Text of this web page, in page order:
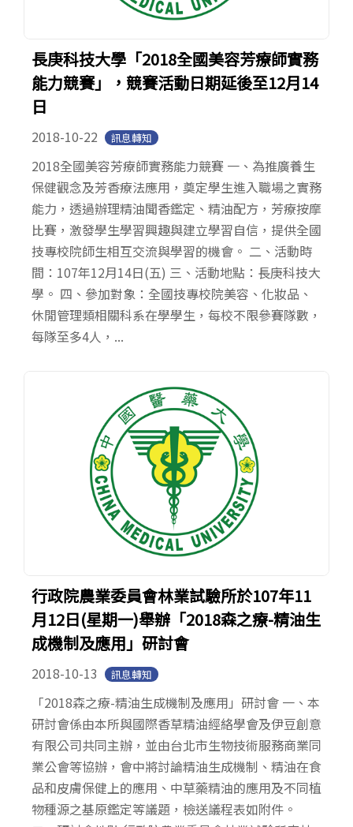
長庚科技大學「2018全國美容芳療師實務
能力競賽」，競賽活動日期延後至12月14
日
2018-10-22 訊息轉知
2018全國美容芳療師實務能力競賽 一、為推廣養生
保健觀念及芳香療法應用，奠定學生進入職場之實務
能力，透過辦理精油聞香鑑定、精油配方，芳療按摩
比賽，激發學生學習興趣與建立學習自信，提供全國
技專校院師生相互交流與學習的機會。 二、活動時
間：107年12月14日(五) 三、活動地點：長庚科技大
學。 四、參加對象：全國技專校院美容、化妝品、
休閒管理類相關科系在學學生，每校不限參賽隊數，
每隊至多4人，...
行政院農業委員會林業試驗所於107年11
月12日(星期一)舉辦「2018森之療-精油生
成機制及應用」研討會
2018-10-13 訊息轉知
「2018森之療-精油生成機制及應用」研討會 一、本
研討會係由本所與國際香草精油經絡學會及伊豆創意
有限公司共同主辦，並由台北市生物技術服務商業同
業公會等協辦，會中將討論精油生成機制、精油在食
品和皮膚保健上的應用、中草藥精油的應用及不同植
物種源之基原鑑定等議題，檢送議程表如附件。